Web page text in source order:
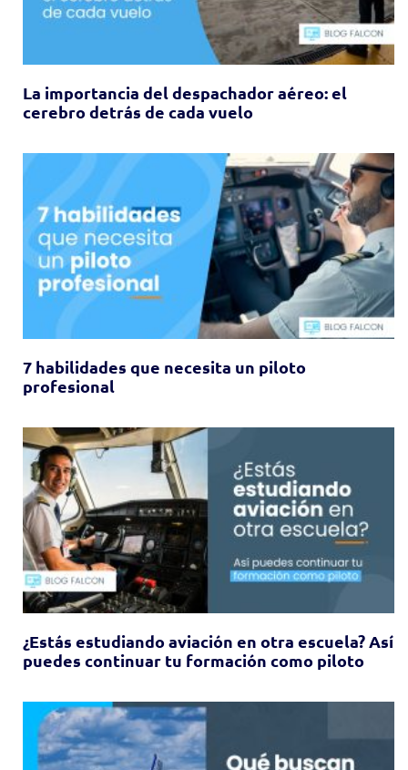
La importancia del despachador aéreo: el
cerebro detrás de cada vuelo
7 habilidades que necesita un piloto
profesional
¿Estás estudiando aviación en otra escuela? Así
puedes continuar tu formación como piloto